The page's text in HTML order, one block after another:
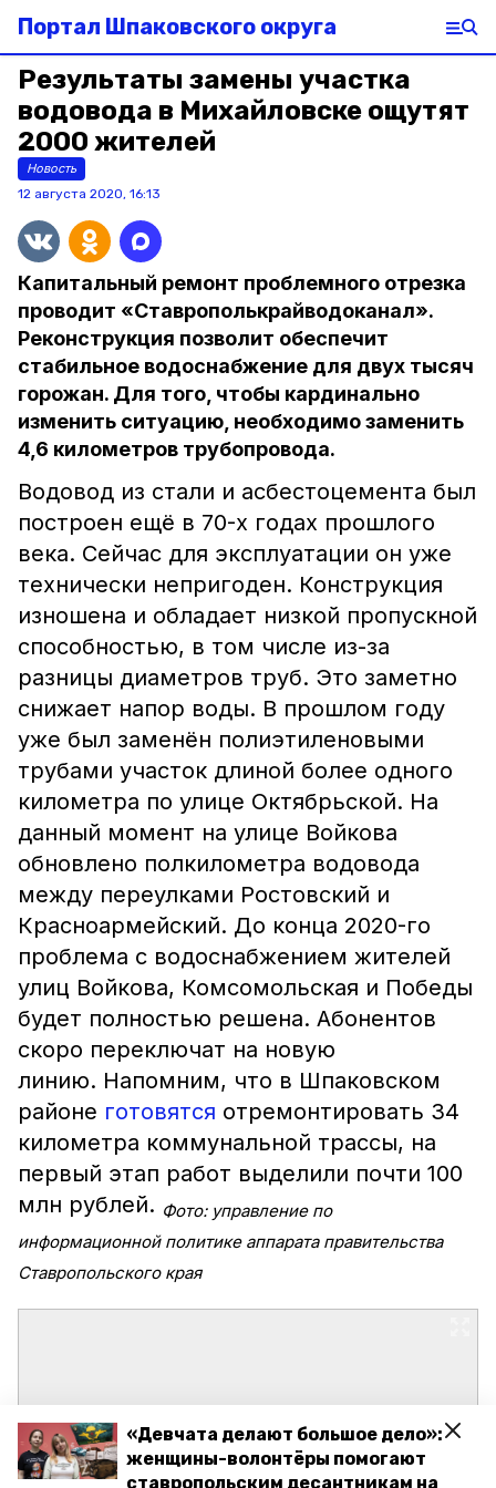
«Девчата делают большое дело»:
женщины-волонтёры помогают
ставропольским десантникам на
Портал Шпаковского округа
Результаты замены участка
водовода в Михайловске ощутят
2000 жителей
Новость
12 августа 2020, 16:13
Капитальный ремонт проблемного отрезка
проводит «Ставрополькрайводоканал».
Реконструкция позволит обеспечит
стабильное водоснабжение для двух тысяч
горожан. Для того, чтобы кардинально
изменить ситуацию, необходимо заменить
4,6 километров трубопровода.
Водовод из стали и асбестоцемента был
построен ещё в 70-х годах прошлого
века. Сейчас для эксплуатации он уже
технически непригоден. Конструкция
изношена и обладает низкой пропускной
способностью, в том числе из-за
разницы диаметров труб. Это заметно
снижает напор воды. В прошлом году
уже был заменён полиэтиленовыми
трубами участок длиной более одного
километра по улице Октябрьской. На
данный момент на улице Войкова
обновлено полкилометра водовода
между переулками Ростовский и
Красноармейский. До конца 2020-го
проблема с водоснабжением жителей
улиц Войкова, Комсомольская и Победы
будет полностью решена. Абонентов
скоро переключат на новую
линию. Напомним, что в Шпаковском
районе готовятся отремонтировать 34
километра коммунальной трассы, на
первый этап работ выделили почти 100
млн рублей. Фото: управление по
информационной политике аппарата правительства
Ставропольского края